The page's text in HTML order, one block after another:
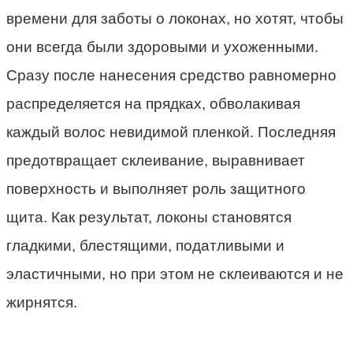
времени для заботы о локонах, но хотят, чтобы
они всегда были здоровыми и ухоженными.
Сразу после нанесения средство равномерно
распределяется на прядках, обволакивая
каждый волос невидимой пленкой. Последняя
предотвращает склеивание, выравнивает
поверхность и выполняет роль защитного
щита. Как результат, локоны становятся
гладкими, блестящими, податливыми и
эластичными, но при этом не склеиваются и не
жирнятся.